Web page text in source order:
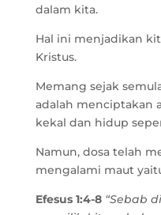
dalam kita.
Hal ini menjadikan
Kristus.
Memang sejak
adalah menciptakan
kekal dan hidup
Namun, dosa telah
mengalami maut
Efesus 1:4-8 “Sebab